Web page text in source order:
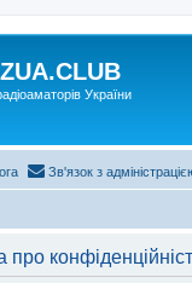
України
Зв'язок з